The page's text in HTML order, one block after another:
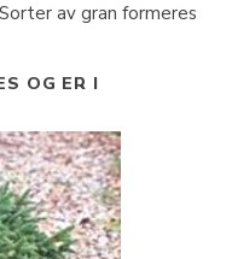
av gran formeres
OG ER I